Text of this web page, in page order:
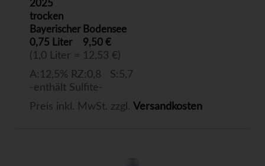
2025
trocken
Bayerischer Bodensee
0,75 Liter
9,50 €
(1,0 Liter = 12,53 €)
A:12,5% RZ:0,8 S:5,7
-enthält Sulfite-
Preis inkl. MwSt. zzgl. Versandkosten